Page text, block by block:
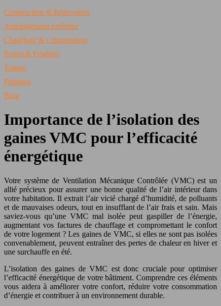
Construction & Rénovation
Aménagement extérieur
Chauffage & Climatisation
Portes & Fenêtres
Toiture
Finitions
Blog
Importance de l’isolation des
gaines VMC pour l’efficacité
énergétique
Votre système de Ventilation Mécanique Contrôlée (VMC) est un
allié précieux pour assurer une bonne qualité de l’air intérieur dans
votre habitation. Il extrait l’air vicié chargé d’humidité, de polluants
et de mauvaises odeurs, tout en insufflant de l’air frais et sain. Mais
saviez-vous qu’une VMC mal isolée peut gaspiller de l’énergie,
augmentant vos factures de chauffage et compromettant le confort
de votre logement ? Les gaines de VMC, si elles ne sont pas isolées
convenablement, peuvent entraîner des pertes de chaleur en hiver et
une surchauffe en été.
L’isolation des gaines de VMC est donc cruciale pour optimiser
l’efficacité énergétique de votre bâtiment. Comprendre ces éléments
vous aidera à améliorer votre confort, réduire votre consommation
d’énergie et contribuer à un environnement durable.